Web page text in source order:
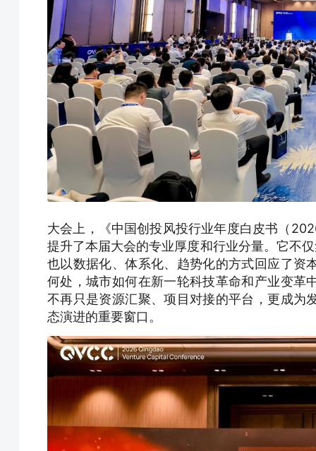
大会上，《中国创投风投行业年度白皮书（
提升了本届大会的专业厚度和行业分量。它不
也以数据化、体系化、趋势化的方式回应了资
何处，城市如何在新一轮科技革命和产业变革
不再只是资源汇聚、项目对接的平台，更成为
态演进的重要窗口。